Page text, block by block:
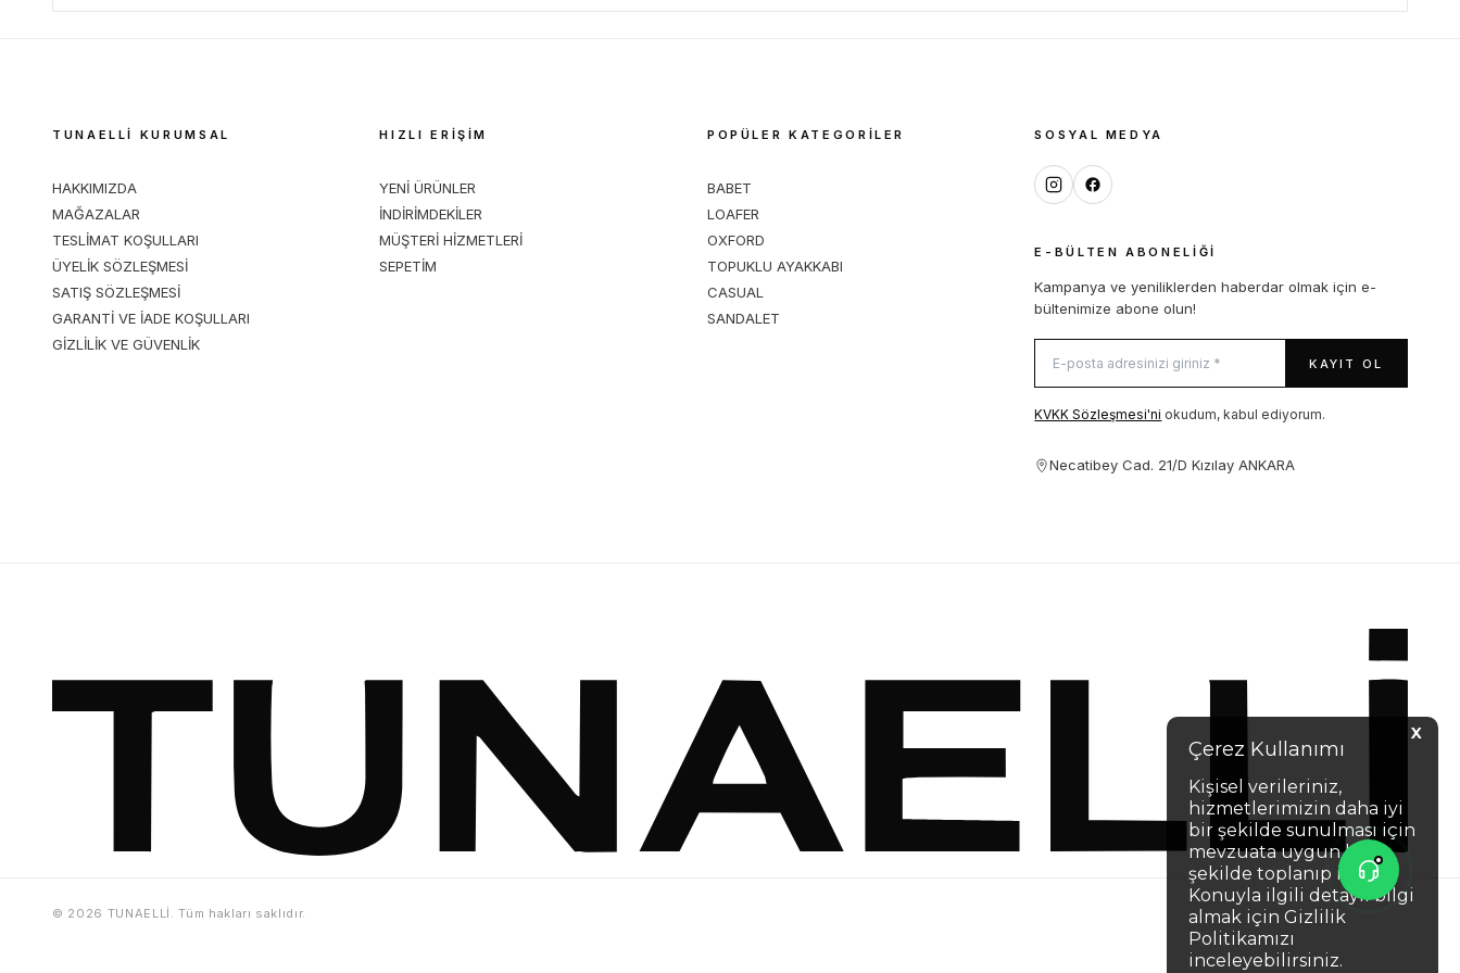
X
Çerez Kullanımı
Kişisel verileriniz,
hizmetlerimizin daha iyi
bir şekilde sunulması için
mevzuata uygun bir
şekilde toplanıp işlenir.
Konuyla ilgili detaylı bilgi
almak için Gizlilik
Politikamızı
inceleyebilirsiniz.
TUNAELLİ KURUMSAL
HAKKIMIZDA
MAĞAZALAR
TESLİMAT KOŞULLARI
ÜYELİK SÖZLEŞMESİ
SATIŞ SÖZLEŞMESİ
GARANTİ VE İADE KOŞULLARI
GİZLİLİK VE GÜVENLİK
HIZLI ERİŞİM
YENİ ÜRÜNLER
İNDİRİMDEKİLER
MÜŞTERİ HİZMETLERİ
SEPETİM
POPÜLER KATEGORİLER
BABET
LOAFER
OXFORD
TOPUKLU AYAKKABI
CASUAL
SANDALET
SOSYAL MEDYA
E-BÜLTEN ABONELIĞI
Kampanya ve yeniliklerden haberdar olmak için e-
bültenimize abone olun!
KAYIT OL
KVKK Sözleşmesi'ni okudum, kabul ediyorum.
Necatibey Cad. 21/D Kızılay ANKARA
© 2026 TUNAELLİ. Tüm hakları saklıdır.